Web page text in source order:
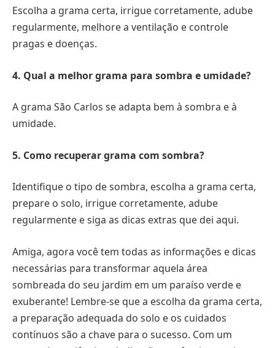
Escolha a grama certa, irrigue corretamente, adube
regularmente, melhore a ventilação e controle
pragas e doenças.
4. Qual a melhor grama para sombra e umidade?
A grama São Carlos se adapta bem à sombra e à
umidade.
5. Como recuperar grama com sombra?
Identifique o tipo de sombra, escolha a grama certa,
prepare o solo, irrigue corretamente, adube
regularmente e siga as dicas extras que dei aqui.
Amiga, agora você tem todas as informações e dicas
necessárias para transformar aquela área
sombreada do seu jardim em um paraíso verde e
exuberante! Lembre-se que a escolha da grama certa,
a preparação adequada do solo e os cuidados
contínuos são a chave para o sucesso. Com um